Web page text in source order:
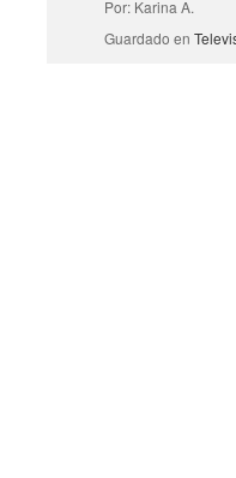
Por: Karina A.
Guardado en